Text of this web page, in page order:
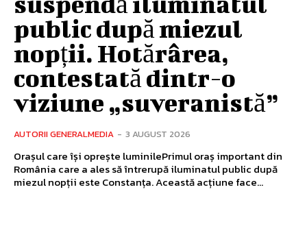
public după miezul
nopții. Hotărârea,
contestată dintr-o
viziune „suveranistă”
AUTORII GENERALMEDIA - 3 AUGUST 2026
Orașul care își oprește luminilePrimul oraș important din
România care a ales să întrerupă iluminatul public după
miezul nopții este Constanța. Această acțiune face...